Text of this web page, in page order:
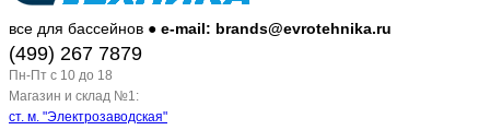
все для бассейнов ● e-mail: brands@evrotehnika.ru
(499) 267 7879
Пн-Пт c 10 до 18
Магазин и склад №1:
ст. м. "Электрозаводская"